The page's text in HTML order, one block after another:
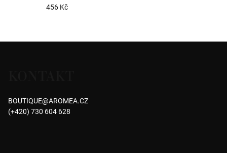
456 Kč
BOUTIQUE@AROMEA.CZ
(+420) 730 604 628